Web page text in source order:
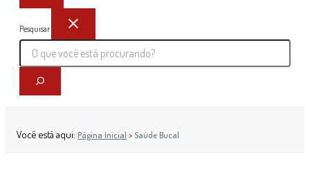
Pesquisar
Você está aqui: Página Inicial >Saúde Bucal